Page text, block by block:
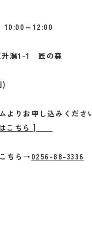
～12:00
升潟1-1 匠の森
)
よりお申し込みくださ
はこちら ]
ちら→0256-88-3336